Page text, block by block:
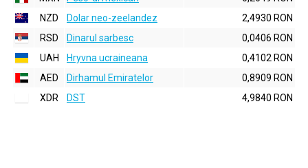
NZD
Dolar neo-zeelandez
2,4930 RON
RSD
Dinarul sarbesc
0,0406 RON
UAH
Hryvna ucraineana
0,4102 RON
AED
Dirhamul Emiratelor
0,8909 RON
XDR
DST 4,9840 RON